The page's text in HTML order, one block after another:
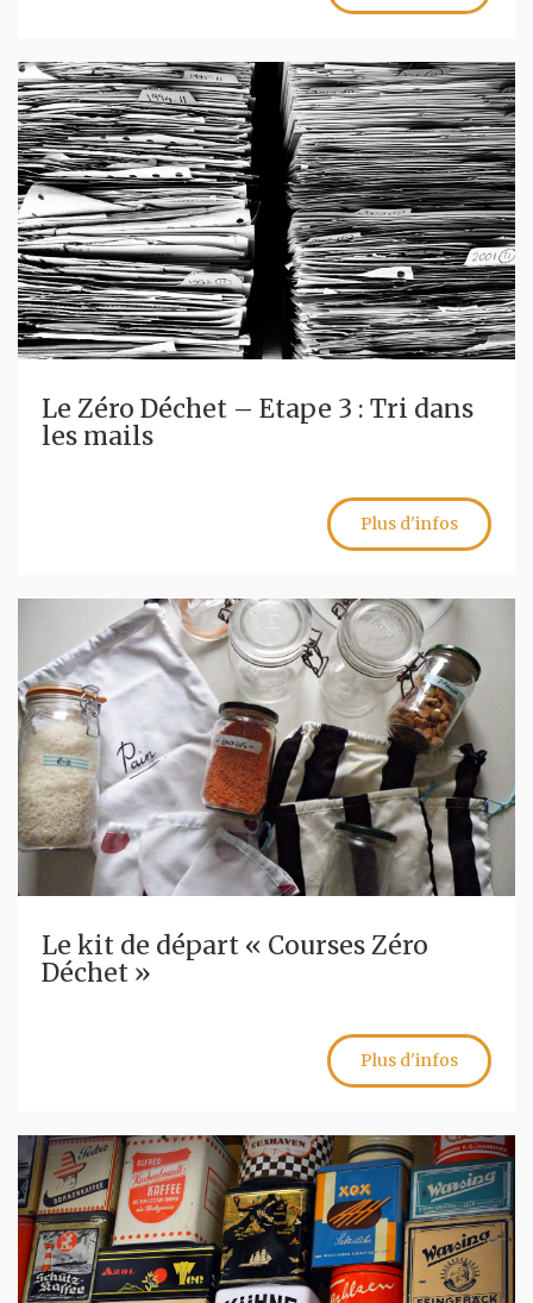
Le Zéro Déchet – Etape 3 : Tri dans
les mails
Plus d'infos
Le kit de départ « Courses Zéro
Déchet »
Plus d'infos